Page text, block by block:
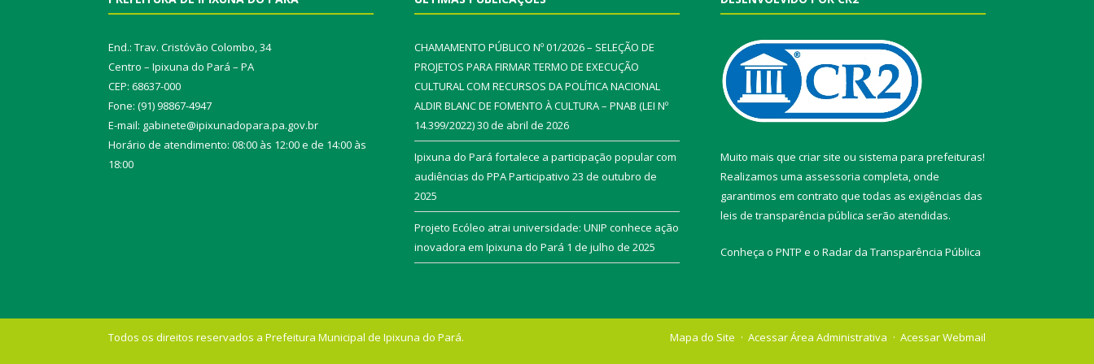
End.: Trav. Cristóvão Colombo, 34
Centro – Ipixuna do Pará – PA
CEP: 68637-000
Fone: (91) 98867-4947
E-mail: gabinete@ipixunadopara.pa.gov.br
Horário de atendimento: 08:00 às 12:00 e de 14:00 às
18:00
CHAMAMENTO PÚBLICO Nº 01/2026 – SELEÇÃO DE
PROJETOS PARA FIRMAR TERMO DE EXECUÇÃO
CULTURAL COM RECURSOS DA POLÍTICA NACIONAL
ALDIR BLANC DE FOMENTO À CULTURA – PNAB (LEI Nº
14.399/2022)30 de abril de 2026
Ipixuna do Pará fortalece a participação popular com
audiências do PPA Participativo 23 de outubro de
2025
Projeto Ecóleo atrai universidade: UNIP conhece ação
inovadora em Ipixuna do Pará 1 de julho de 2025
Muito mais que criar site ou sistema para prefeituras!
Realizamos uma assessoria completa, onde
garantimos em contrato que todas as exigências das
leis de transparência pública serão atendidas.
Conheça o PNTP e o Radar da Transparência Pública
Todos os direitos reservados a Prefeitura Municipal de Ipixuna do Pará. Mapa do Site Acessar Área Administrativa Acessar Webmail